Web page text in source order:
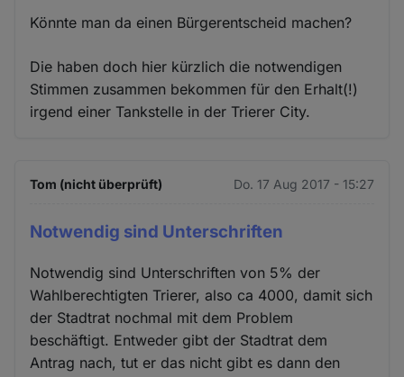
Könnte man da einen Bürgerentscheid machen?
Die haben doch hier kürzlich die notwendigen
Stimmen zusammen bekommen für den Erhalt(!)
irgend einer Tankstelle in der Trierer City.
Tom (nicht überprüft) Do. 17 Aug 2017 - 15:27
Notwendig sind Unterschriften
Notwendig sind Unterschriften von 5% der
Wahlberechtigten Trierer, also ca 4000, damit sich
der Stadtrat nochmal mit dem Problem
beschäftigt. Entweder gibt der Stadtrat dem
Antrag nach, tut er das nicht gibt es dann den